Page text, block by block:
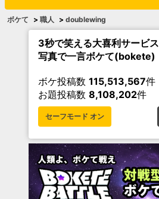
ボケて > 職人 > doublewing
3秒で笑える大喜利サービス
写真で一言ボケて(bokete)
ボケ投稿数 115,513,567件
お題投稿数 8,108,202件
セーフモード オン